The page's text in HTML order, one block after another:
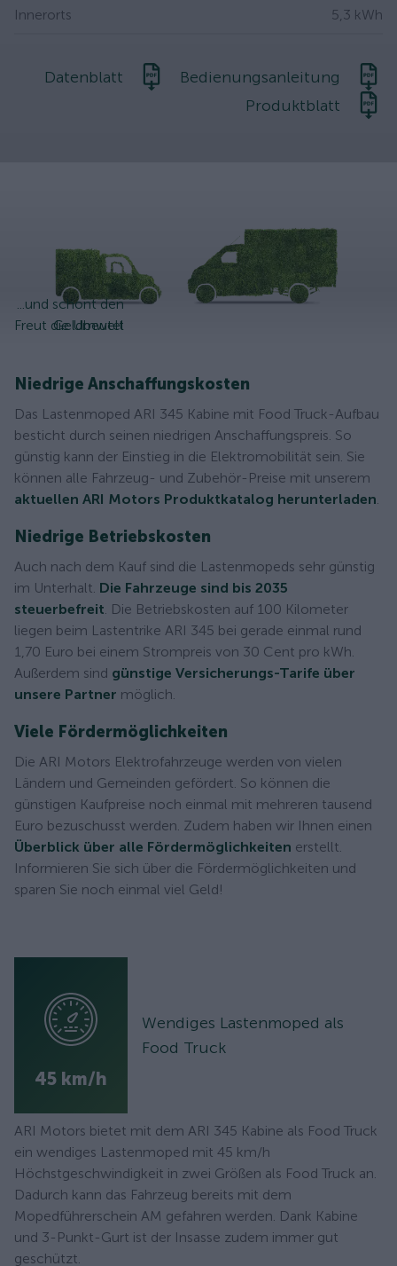
Innerorts 5,3 kWh
Datenblatt
Bedienungsanleitung
Produktblatt
Freut die Umwelt
...und schont den
Geldbeutel
Niedrige Anschaffungskosten
Das Lastenmoped ARI 345 Kabine mit Food Truck-Aufbau
besticht durch seinen niedrigen Anschaffungspreis. So
günstig kann der Einstieg in die Elektromobilität sein. Sie
können alle Fahrzeug- und Zubehör-Preise mit unserem
aktuellen ARI Motors Produktkatalog herunterladen
Niedrige Betriebskosten
Auch nach dem Kauf sind die Lastenmopeds sehr günstig
im Unterhalt. Die Fahrzeuge sind bis 2035
steuerbefreit . Die Betriebskosten auf 100 Kilometer
liegen beim Lastentrike ARI 345 bei gerade einmal rund
1,70 Euro bei einem Strompreis von 30 Cent pro kWh.
Außerdem sind günstige Versicherungs-Tarife über
unsere Partner möglich.
Viele Fördermöglichkeiten
Die ARI Motors Elektrofahrzeuge werden von vielen
Ländern und Gemeinden gefördert. So können die
günstigen Kaufpreise noch einmal mit mehreren tausend
Euro bezuschusst werden. Zudem haben wir Ihnen einen
Überblick über alle Fördermöglichkeiten erstellt.
Informieren Sie sich über die Fördermöglichkeiten und
sparen Sie noch einmal viel Geld!
45 km/h
Wendiges Lastenmoped als
Food Truck
ARI Motors bietet mit dem ARI 345 Kabine als Food Truck
ein wendiges Lastenmoped mit 45 km/h
Höchstgeschwindigkeit in zwei Größen als Food Truck an.
Dadurch kann das Fahrzeug bereits mit dem
Mopedführerschein AM gefahren werden. Dank Kabine
und 3-Punkt-Gurt ist der Insasse zudem immer gut
geschützt.